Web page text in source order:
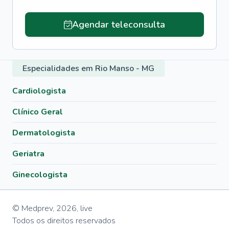
Agendar teleconsulta
Especialidades em Rio Manso - MG
Cardiologista
Clínico Geral
Dermatologista
Geriatra
Ginecologista
© Medprev, 2026, live
Todos os direitos reservados